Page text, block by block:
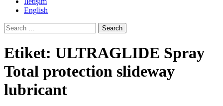
English
Close
Button
Search
Etiket: ULTRAGLIDE Spray
Total protection slideway
lubricant